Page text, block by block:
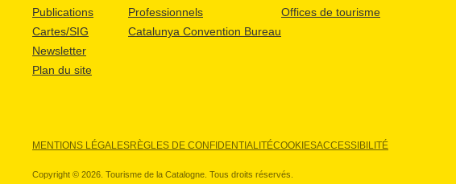
Publications
Cartes/SIG
Newsletter
Plan du site
Professionnels
Catalunya Convention Bureau
Offices de tourisme
MENTIONS LÉGALESRÈGLES DE CONFIDENTIALITÉCOOKIESACCESSIBILITÉ
Copyright © 2026. Tourisme de la Catalogne. Tous droits réservés.